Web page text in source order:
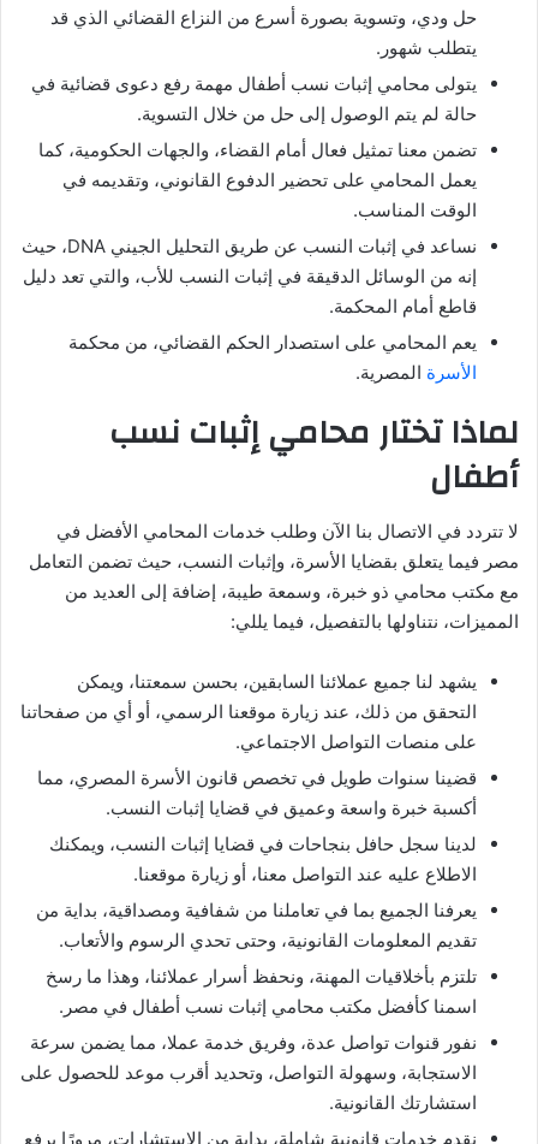
حل ودي، وتسوية بصورة أسرع من النزاع القضائي الذي قد
يتطلب شهور.
يتولى محامي إثبات نسب أطفال مهمة رفع دعوى قضائية في
حالة لم يتم الوصول إلى حل من خلال التسوية.
تضمن معنا تمثيل فعال أمام القضاء، والجهات الحكومية، كما
يعمل المحامي على تحضير الدفوع القانوني، وتقديمه في
الوقت المناسب.
نساعد في إثبات النسب عن طريق التحليل الجيني DNA، حيث
إنه من الوسائل الدقيقة في إثبات النسب للأب، والتي تعد دليل
قاطع أمام المحكمة.
يعم المحامي على استصدار الحكم القضائي، من محكمة
الأسرة المصرية.
لماذا تختار محامي إثبات نسب
أطفال
لا تتردد في الاتصال بنا الآن وطلب خدمات المحامي الأفضل في
مصر فيما يتعلق بقضايا الأسرة، وإثبات النسب، حيث تضمن التعامل
مع مكتب محامي ذو خبرة، وسمعة طيبة، إضافة إلى العديد من
المميزات، نتناولها بالتفصيل، فيما يللي:
يشهد لنا جميع عملائنا السابقين، بحسن سمعتنا، ويمكن
التحقق من ذلك، عند زيارة موقعنا الرسمي، أو أي من صفحاتنا
على منصات التواصل الاجتماعي.
قضينا سنوات طويل في تخصص قانون الأسرة المصري، مما
أكسبة خبرة واسعة وعميق في قضايا إثبات النسب.
لدينا سجل حافل بنجاحات في قضايا إثبات النسب، ويمكنك
الاطلاع عليه عند التواصل معنا، أو زيارة موقعنا.
يعرفنا الجميع بما في تعاملنا من شفافية ومصداقية، بداية من
تقديم المعلومات القانونية، وحتى تحدي الرسوم والأتعاب.
تلتزم بأخلاقيات المهنة، ونحفظ أسرار عملائنا، وهذا ما رسخ
اسمنا كأفضل مكتب محامي إثبات نسب أطفال في مصر.
نفور قنوات تواصل عدة، وفريق خدمة عملا، مما يضمن سرعة
الاستجابة، وسهولة التواصل، وتحديد أقرب موعد للحصول على
استشارتك القانونية.
نقدم خدمات قانونية شاملة، بداية من الاستشارات، مرورًا برفع